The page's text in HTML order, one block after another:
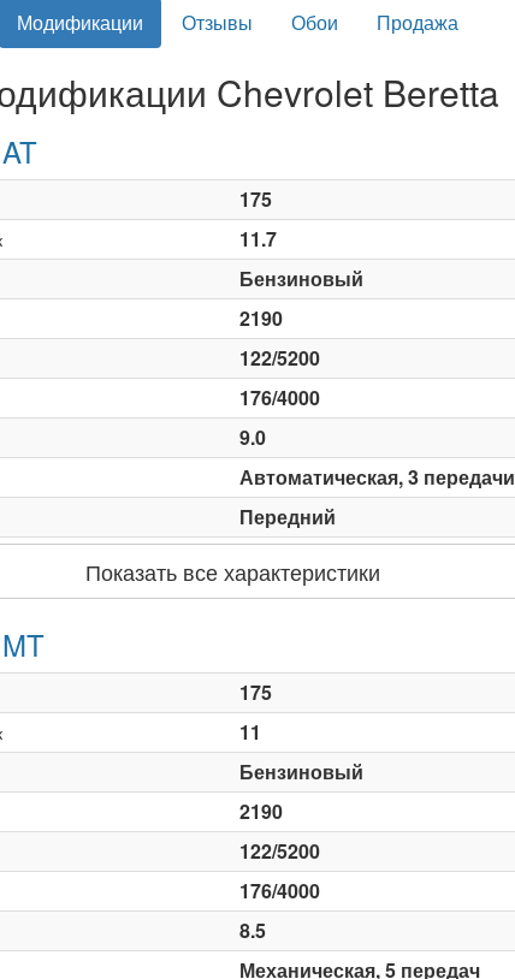
Модификации Отзывы Обои Продажа
Chevrolet Beretta
175
11.7
Бензиновый
2190
122/5200
176/4000
9.0
Автоматическая, 3 передачи
Передний
Показать все характеристики
175
11
Бензиновый
2190
122/5200
176/4000
8.5
Механическая, 5 передач